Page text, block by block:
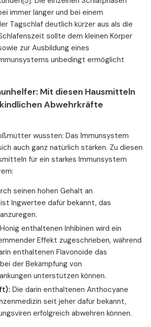
immer länger und bei einem
Tagschlaf deutlich kürzer aus als die
sollte dem kleinen Körper
zur Ausbildung eines
unbedingt ermöglicht
Mit diesen Hausmitteln
Abwehrkräfte
wussten: Das Immunsystem
auch ganz natürlich stärken. Zu diesen
für ein starkes Immunsystem
seinen hohen Gehalt an
ist Ingwertee dafür bekannt, das
enthaltenen Inhibinen wird ein
Effekt zugeschrieben, während
enthaltenen Flavonoide das
der Bekämpfung von
unterstützen können.
Die darin enthaltenen Anthocyane
seit jeher dafür bekannt,
erfolgreich abwehren können.